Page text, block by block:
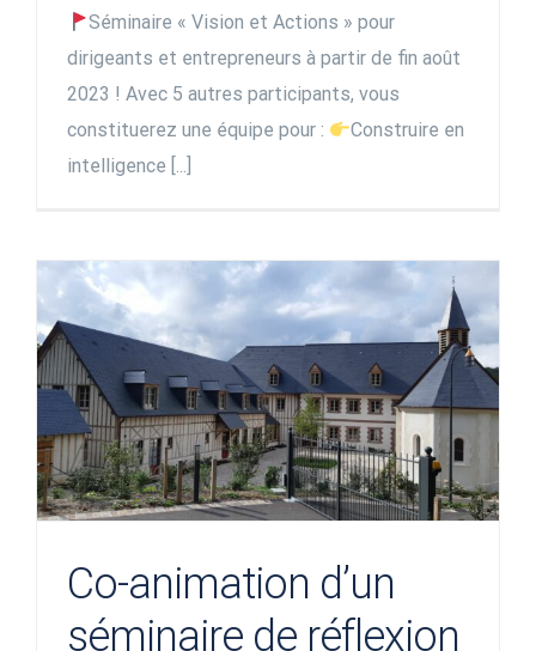
Séminaire « Vision et Actions » pour
dirigeants et entrepreneurs à partir de fin août
2023 ! Avec 5 autres participants, vous
constituerez une équipe pour :
Construire en
intelligence [...]
Co-animation d’un
séminaire de réflexion